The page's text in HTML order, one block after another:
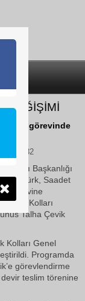
DEĞİŞİMİ
görevinde
08:32
Kolları Başkanlığı
Göktürk, Saadet
görevine
Kolları
Talha Çevik
Kolları Genel
Programda
görevlendirme
teslim törenine